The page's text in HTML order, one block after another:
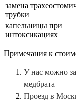
замена
трубки
капельницы при
интоксикациях
Примечания к
У нас можно
медбрата
Проезд в